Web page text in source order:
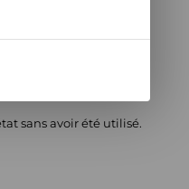
sans avoir été utilisé.